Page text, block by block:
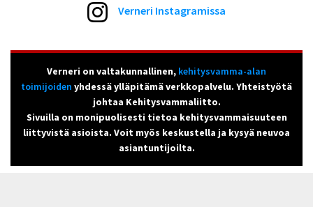
Verneri Instagramissa
Verneri on valtakunnallinen, kehitysvamma-alan
toimijoiden yhdessä ylläpitämä verkkopalvelu. Yhteistyötä
johtaa Kehitysvammaliitto.
Sivuilla on monipuolisesti tietoa kehitysvammaisuuteen
liittyvistä asioista. Voit myös keskustella ja kysyä neuvoa
asiantuntijoilta.